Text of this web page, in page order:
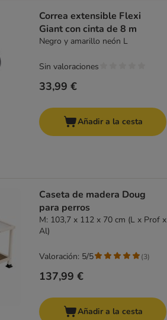
Correa extensible Flexi
Giant con cinta de 8 m
Negro y amarillo neón L
33,99 €
Sin valoraciones
Añadir a la cesta
Caseta de madera Doug
para perros
M: 103,7 x 112 x 70 cm (L x Prof x
Al)
137,99 €
Valoración: 5/5 (3)
Añadir a la cesta